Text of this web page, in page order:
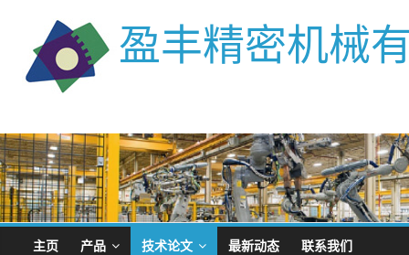
盈丰精密机械
主页 产品 技术论文 最新动态 联系我们